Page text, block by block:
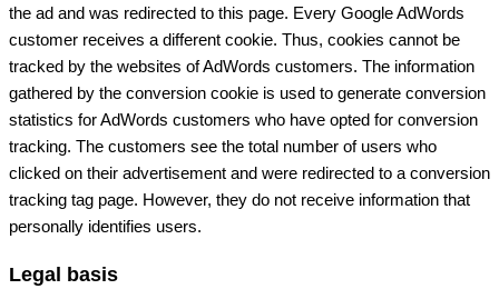
the ad and was redirected to this page. Every Google AdWords
customer receives a different cookie. Thus, cookies cannot be
tracked by the websites of AdWords customers. The information
gathered by the conversion cookie is used to generate conversion
statistics for AdWords customers who have opted for conversion
tracking. The customers see the total number of users who
clicked on their advertisement and were redirected to a conversion
tracking tag page. However, they do not receive information that
personally identifies users.
Legal basis